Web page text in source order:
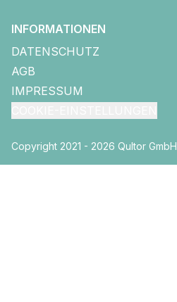
INFORMATIONEN
DATENSCHUTZ
AGB
IMPRESSUM
Copyright 2021 - 2026 Qultor GmbH